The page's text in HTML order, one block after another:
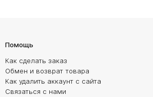
Помощь
Как сделать заказ
Обмен и возврат товара
Как удалить аккаунт с сайта
Связаться с нами